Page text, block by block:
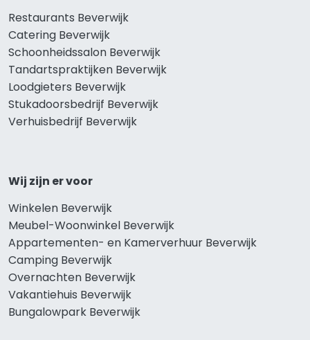
Restaurants Beverwijk
Catering Beverwijk
Schoonheidssalon Beverwijk
Tandartspraktijken Beverwijk
Loodgieters Beverwijk
Stukadoorsbedrijf Beverwijk
Verhuisbedrijf Beverwijk
Wij zijn er voor
Winkelen Beverwijk
Meubel-Woonwinkel Beverwijk
Appartementen- en Kamerverhuur Beverwijk
Camping Beverwijk
Overnachten Beverwijk
Vakantiehuis Beverwijk
Bungalowpark Beverwijk